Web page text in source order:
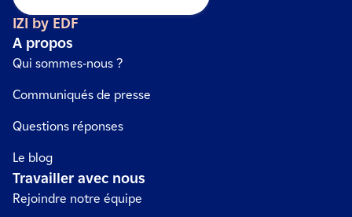
équiper d’une borne de recharge. Nos conseillers IZI by
EDF sont là pour accompagner votre syndic de
copropriété et choisir la solution la plus adaptée aux
IZI by EDF
A propos
Qui sommes-nous ?
Communiqués de presse
Questions réponses
Le blog
Travailler avec nous
Rejoindre notre équipe